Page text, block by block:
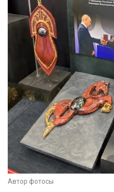
Автор фотосы